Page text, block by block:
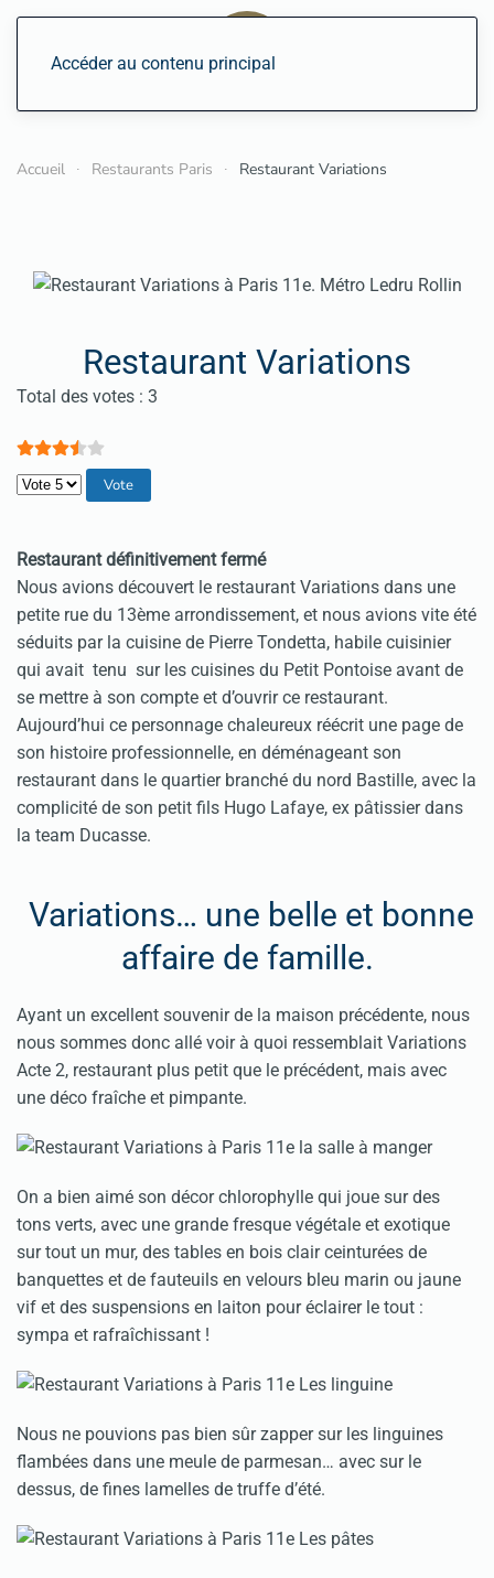
Accéder au contenu principal
Accueil Restaurants Paris Restaurant Variations
Restaurant Variations
Vote utilisateur:3.5
Total des votes : 3
Veuillez voter
Restaurant définitivement fermé
Nous avions découvert le restaurant Variations dans une
petite rue du 13ème arrondissement, et nous avions vite été
séduits par la cuisine de Pierre Tondetta, habile cuisinier
qui avait tenu sur les cuisines du Petit Pontoise avant de
se mettre à son compte et d’ouvrir ce restaurant.
Aujourd’hui ce personnage chaleureux réécrit une page de
son histoire professionnelle, en déménageant son
restaurant dans le quartier branché du nord Bastille, avec la
complicité de son petit fils Hugo Lafaye, ex pâtissier dans
la team Ducasse.
Variations… une belle et bonne
affaire de famille.
Ayant un excellent souvenir de la maison précédente, nous
nous sommes donc allé voir à quoi ressemblait Variations
Acte 2, restaurant plus petit que le précédent, mais avec
une déco fraîche et pimpante.
On a bien aimé son décor chlorophylle qui joue sur des
tons verts, avec une grande fresque végétale et exotique
sur tout un mur, des tables en bois clair ceinturées de
banquettes et de fauteuils en velours bleu marin ou jaune
vif et des suspensions en laiton pour éclairer le tout :
sympa et rafraîchissant !
Nous ne pouvions pas bien sûr zapper sur les linguines
flambées dans une meule de parmesan… avec sur le
dessus, de fines lamelles de truffe d’été.